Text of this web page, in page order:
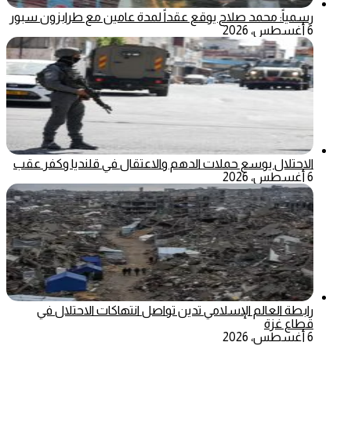
رسمياً: محمد صلاح يوقع عقداً لمدة عامين مع طرابزون سبور
6 أغسطس، 2026
الاحتلال يوسع حملات الدهم والاعتقال في قلنديا وكفر عقب
6 أغسطس، 2026
رابطة العالم الإسلامي تدين تواصل انتهاكات الاحتلال في
قطاع غزة
6 أغسطس، 2026